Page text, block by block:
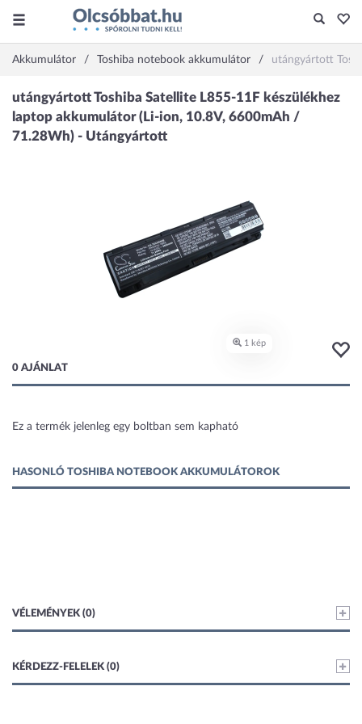
Akkumulátor Toshiba notebook akkumulátor utángyártott
0 AJÁNLAT
Ez a termék jelenleg egy boltban sem kapható
HASONLÓ TOSHIBA NOTEBOOK AKKUMULÁTOROK
VÉLEMÉNYEK (0)
KÉRDEZZ-FELELEK (0)